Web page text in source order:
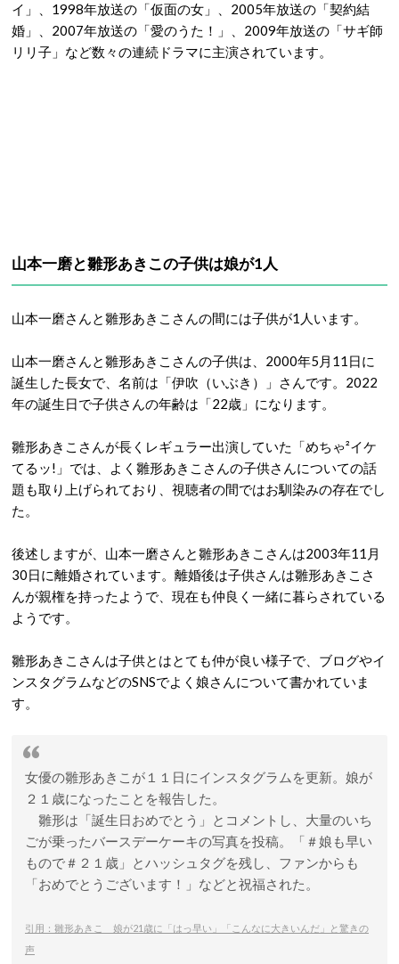
イ」、1998年放送の「仮面の女」、2005年放送の「契約結
婚」、2007年放送の「愛のうた！」、2009年放送の「サギ師
リリ子」など数々の連続ドラマに主演されています。
山本一磨と雛形あきこの子供は娘が1人
山本一磨さんと雛形あきこさんの間には子供が1人います。
山本一磨さんと雛形あきこさんの子供は、2000年5月11日に
誕生した長女で、名前は「伊吹（いぶき）」さんです。2022
年の誕生日で子供さんの年齢は「22歳」になります。
雛形あきこさんが長くレギュラー出演していた「めちゃ²イケ
てるッ!」では、よく雛形あきこさんの子供さんについての話
題も取り上げられており、視聴者の間ではお馴染みの存在でし
た。
後述しますが、山本一磨さんと雛形あきこさんは2003年11月
30日に離婚されています。離婚後は子供さんは雛形あきこさ
んが親権を持ったようで、現在も仲良く一緒に暮らされている
ようです。
雛形あきこさんは子供とはとても仲が良い様子で、ブログやイ
ンスタグラムなどのSNSでよく娘さんについて書かれていま
す。
女優の雛形あきこが１１日にインスタグラムを更新。娘が
２１歳になったことを報告した。
雛形は「誕生日おめでとう」とコメントし、大量のいち
ごが乗ったバースデーケーキの写真を投稿。「＃娘も早い
もので＃２１歳」とハッシュタグを残し、ファンからも
「おめでとうございます！」などと祝福された。
引用：雛形あきこ 娘が21歳に「はっ早い」「こんなに大きいんだ」と驚きの
声